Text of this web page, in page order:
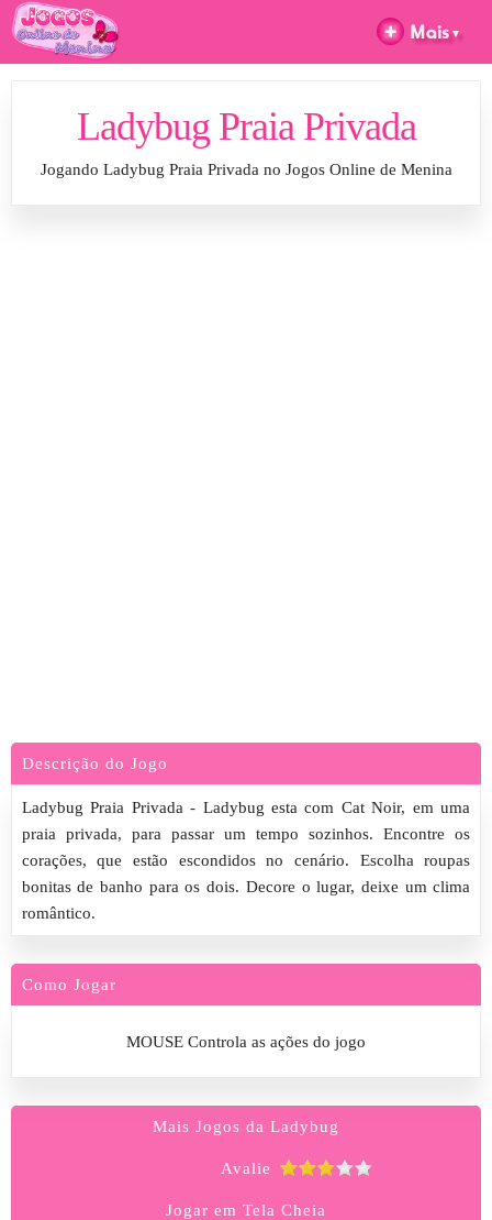
Ladybug Praia Privada
Jogando Ladybug Praia Privada no Jogos Online de Menina
Descrição do Jogo
Ladybug Praia Privada - Ladybug esta com Cat Noir, em uma
praia privada, para passar um tempo sozinhos. Encontre os
corações, que estão escondidos no cenário. Escolha roupas
bonitas de banho para os dois. Decore o lugar, deixe um clima
romântico.
Como Jogar
MOUSE Controla as ações do jogo
Mais Jogos da Ladybug
Avalie
Jogar em Tela Cheia